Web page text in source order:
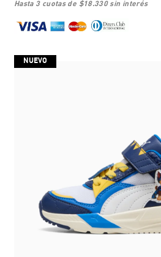
hasta 3 cuotas de $18.330sin interés
NUEVO